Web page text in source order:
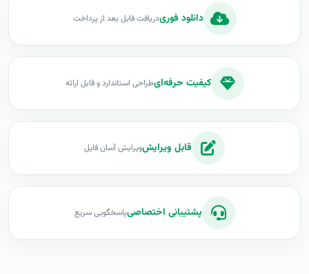
دانلود فوریدریافت فایل بعد از پرداخت
کیفیت حرفه‌ایطراحی استاندارد و قابل ارائه
قابل ویرایشویرایش آسان فایل
پشتیبانی اختصاصیپاسخگویی سریع